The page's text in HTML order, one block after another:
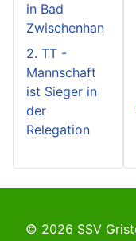
in Bad
Zwischenhan
2. TT -
Mannschaft
ist Sieger in
der
Relegation
© 2026 SSV